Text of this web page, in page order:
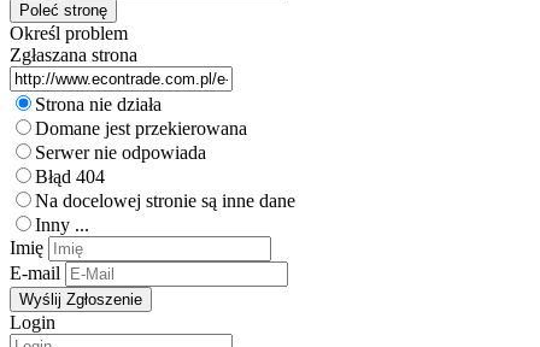
Określ problem
Zgłaszana strona
Strona nie działa
Domane jest przekierowana
Serwer nie odpowiada
Błąd 404
Na docelowej stronie są inne dane
Inny ...
Imię
E-mail
Login